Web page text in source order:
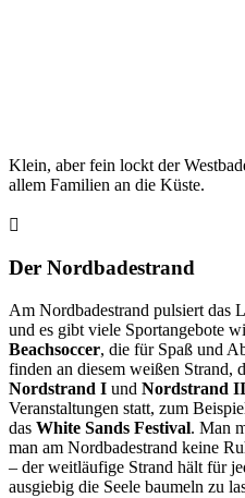
Klein, aber fein lockt der
allem Familien an die Küste.
Der Nordbadestrand
Am Nordbadestrand pulsiert das
und es gibt viele Sportangebote
Beachsoccer, die für Spaß und
finden an diesem weißen Strand,
Nordstrand I und Nordstrand II
Veranstaltungen statt, zum
das White Sands Festival. Man
man am Nordbadestrand keine
– der weitläufige Strand hält für
ausgiebig die Seele baumeln zu